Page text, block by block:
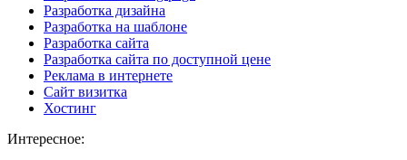
Разработка дизайна
Разработка на шаблоне
Разработка сайта
Разработка сайта по доступной цене
Реклама в интернете
Сайт визитка
Хостинг
Интересное: